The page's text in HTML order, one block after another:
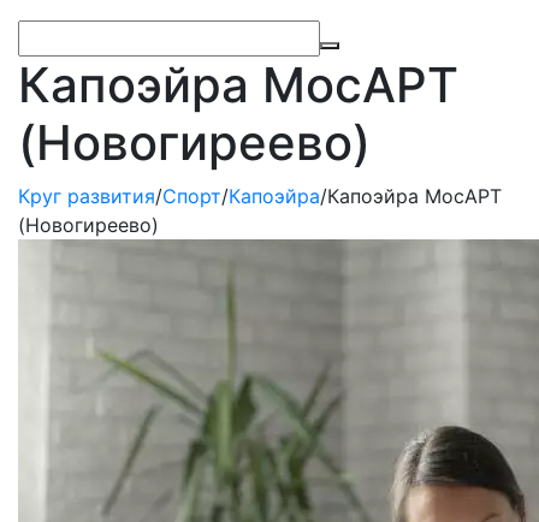
Капоэйра МосАРТ
(Новогиреево)
Круг развития/Спорт/Капоэйра/Капоэйра МосАРТ
(Новогиреево)